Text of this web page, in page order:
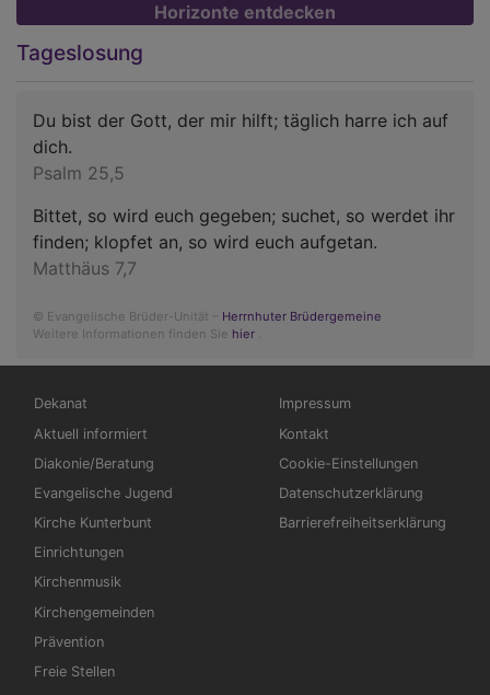
Horizonte entdecken
Tageslosung
Du bist der Gott, der mir hilft; täglich harre ich auf
dich.
Psalm 25,5
Bittet, so wird euch gegeben; suchet, so werdet ihr
finden; klopfet an, so wird euch aufgetan.
Matthäus 7,7
© Evangelische Brüder-Unität – Herrnhuter Brüdergemeine
Weitere Informationen finden Sie hier .
Hauptnavigation
Dekanat
Aktuell informiert
Diakonie/Beratung
Evangelische Jugend
Kirche Kunterbunt
Einrichtungen
Kirchenmusik
Kirchengemeinden
Prävention
Freie Stellen
Fußbereichsmenü
Impressum
Kontakt
Cookie-Einstellungen
Datenschutzerklärung
Barrierefreiheitserklärung